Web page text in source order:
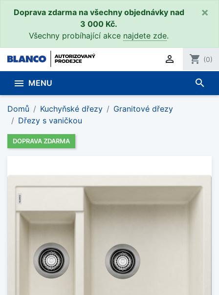
Doprava zdarma na všechny objednávky nad
3 000 Kč.
Všechny probíhající akce najdete zde.
×
 shopping_cart (0)
 MENU search
Domů Kuchyňské dřezy
Granitové dřezy
Dřezy s vaničkou
DOPRAVA ZDARMA